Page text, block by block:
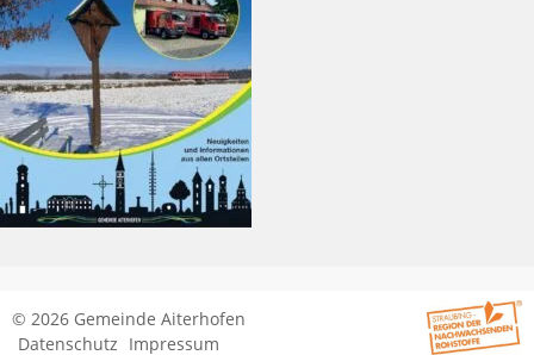
© 2026 Gemeinde Aiterhofen
Datenschutz Impressum